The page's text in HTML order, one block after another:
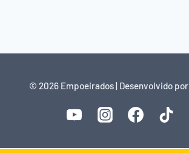
© 2026 Empoeirados | Desenvolvido por